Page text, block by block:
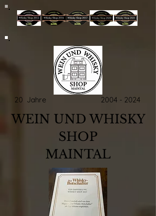
20 Jahre 2004 - 2024
WEIN UND WHISKY
SHOP
MAINTAL